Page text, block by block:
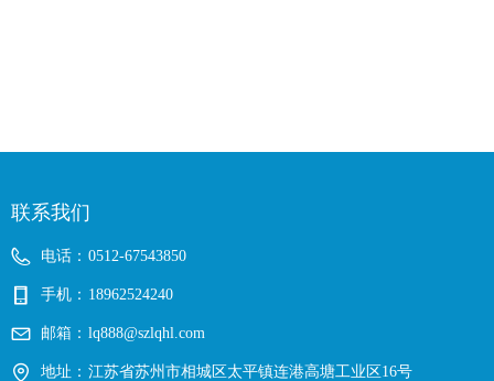
联系我们
电话： 0512-67543850
手机： 18962524240
邮箱： lq888@szlqhl.com
地址： 江苏省苏州市相城区太平镇连港高塘工业区16号